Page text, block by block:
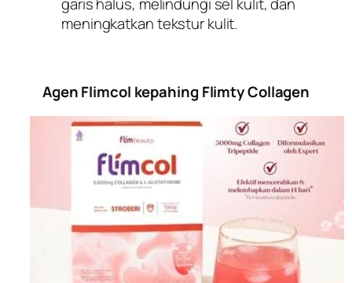
meningkatkan tekstur kulit.
Agen Flimcol kepahing Flimty Collagen